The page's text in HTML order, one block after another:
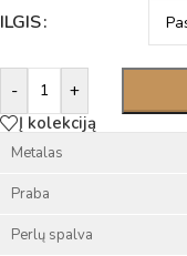
ILGIS
- +
Alternative:
Į kolekciją
Metalas
Praba
Perlų spalva